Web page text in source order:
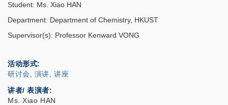
Student: Ms. Xiao HAN
Department: Department of Chemistry, HKUST
Supervisor(s): Professor Kenward VONG
活动形式
研讨会, 演讲, 讲座
讲者/ 表演者:
Ms. Xiao HAN